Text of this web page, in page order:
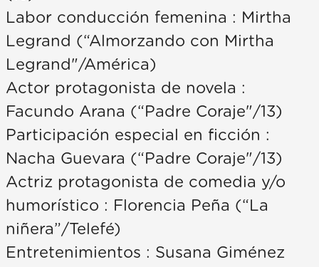
Labor conducción femenina : Mirtha
Legrand (“Almorzando con Mirtha
Legrand"/América)
Actor protagonista de novela :
Facundo Arana (“Padre Coraje"/13)
Participación especial en ficción :
Nacha Guevara (“Padre Coraje"/13)
Actriz protagonista de comedia y/o
humorístico : Florencia Peña (“La
niñera”/Telefé)
Entretenimientos : Susana Giménez